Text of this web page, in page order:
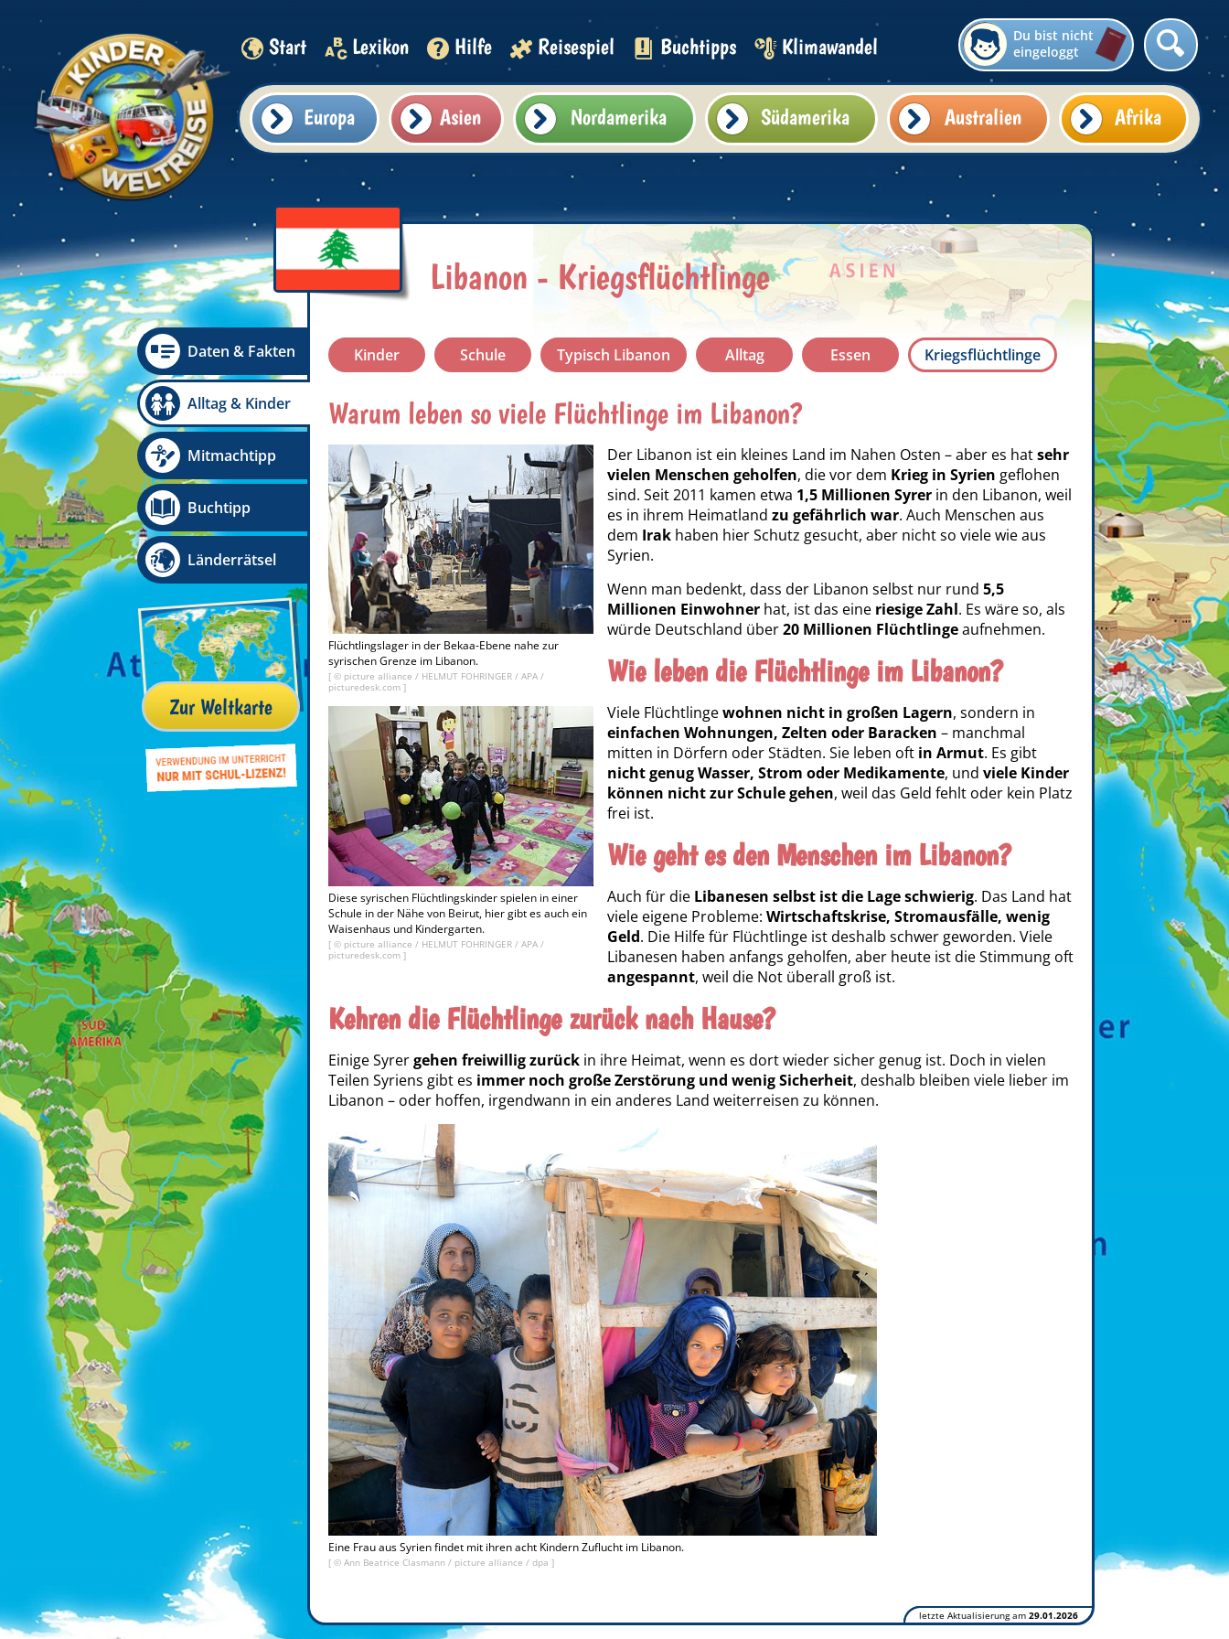
Start Lexikon Hilfe Reisespiel Buchtipps Klimawandel
Du bist nicht
eingeloggt
Europa Asien Nordamerika Südamerika Australien Afrika
Daten & Fakten
Alltag & Kinder
Mitmachtipp
Buchtipp
Länderrätsel
Zur Weltkarte
Libanon - Kriegsflüchtlinge
Kinder Schule Typisch Libanon Alltag Essen Kriegsflüchtlinge
Warum leben so viele Flüchtlinge im Libanon?
Flüchtlingslager in der Bekaa-Ebene nahe zur
syrischen Grenze im Libanon.
[ © picture alliance / HELMUT FOHRINGER / APA /
picturedesk.com ]
Diese syrischen Flüchtlingskinder spielen in einer
Schule in der Nähe von Beirut, hier gibt es auch ein
Waisenhaus und Kindergarten.
[ © picture alliance / HELMUT FOHRINGER / APA /
picturedesk.com ]
Der Libanon ist ein kleines Land im Nahen Osten – aber es hatsehr
vielen Menschen geholfen, die vor dem Krieg in Syrien geflohen
sind. Seit 2011 kamen etwa 1,5 Millionen Syrer in den Libanon, weil
es in ihrem Heimatland zu gefährlich war. Auch Menschen aus
dem Irak haben hier Schutz gesucht, aber nicht so viele wie aus
Syrien.
Wenn man bedenkt, dass der Libanon selbst nur rund 5,5
Millionen Einwohner hat, ist das eine riesige Zahl. Es wäre so, als
würde Deutschland über20 Millionen Flüchtlingeaufnehmen.
Wie leben die Flüchtlinge im Libanon?
Viele Flüchtlingewohnen nicht in großen Lagern, sondern in
einfachen Wohnungen, Zelten oder Baracken – manchmal
mitten in Dörfern oder Städten. Sie leben oft in Armut. Es gibt
nicht genug Wasser, Strom oder Medikamente, und viele Kinder
können nicht zur Schule gehen, weil das Geld fehlt oder kein Platz
frei ist.
Wie geht es den Menschen im Libanon?
Auch für die Libanesen selbst ist die Lage schwierig. Das Land hat
viele eigene Probleme: Wirtschaftskrise, Stromausfälle, wenig
Geld. Die Hilfe für Flüchtlinge ist deshalb schwer geworden. Viele
Libanesen haben anfangs geholfen, aber heute ist die Stimmung oft
angespannt, weil die Not überall groß ist.
Kehren die Flüchtlinge zurück nach Hause?
Einige Syrergehen freiwillig zurück in ihre Heimat, wenn es dort wieder sicher genug ist. Doch in vielen
Teilen Syriens gibt es immer noch große Zerstörung und wenig Sicherheit, deshalb bleiben viele lieber im
Libanon – oder hoffen, irgendwann in ein anderes Land weiterreisen zu können.
Eine Frau aus Syrien findet mit ihren acht Kindern Zuflucht im Libanon.
[ © Ann Beatrice Clasmann / picture alliance / dpa ]
letzte Aktualisierung am 29.01.2026